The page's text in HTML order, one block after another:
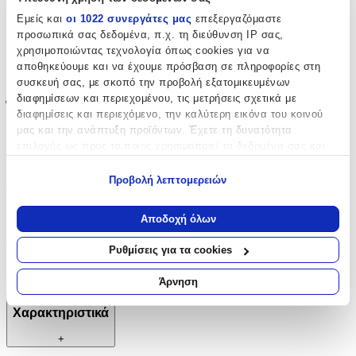
Εμείς και οι 1022 συνεργάτες μας επεξεργαζόμαστε
προσωπικά σας δεδομένα, π.χ. τη διεύθυνση IP σας,
χρησιμοποιώντας τεχνολογία όπως cookies για να
αποθηκεύουμε και να έχουμε πρόσβαση σε πληροφορίες στη
συσκευή σας, με σκοπό την προβολή εξατομικευμένων
διαφημίσεων και περιεχομένου, τις μετρήσεις σχετικά με
διαφημίσεις και περιεχόμενο, την καλύτερη εικόνα του κοινού
μας και την ανάπτυξη προϊόντων. Έχετε τη δυνατότητα
Να συλλέξουμε πληροφορίες σχετικά με τη γεωγραφική
σας τοποθεσία, οι οποίες μπορεί να είναι ακριβείς σε
απόσταση μερικών μέτρων
Να αναγνωρίσουμε τη συσκευή σας σαρώνοντας ενεργά
για συγκεκριμένα χαρακτηριστικά (δακτυλικό αποτύπωμα)
Μάθετε περισσότερα σχετικά με τον τρόπο επεξεργασίας των
προσωπικών σας δεδομένων και καθορίστε τις προτιμήσεις σας
ανακαλέσετε τη συγκατάθεσή σας ανά πάσα στιγμή από τη
Προβολή λεπτομερειών
Αποδοχή όλων
Ρυθμίσεις για τα cookies
Άρνηση
Ναι
Σετ:
Όχι
Έξτρα Χαρακτηριστικά
Νυφικά:
Clip
Όχι
Χαρακτηριστικά
+